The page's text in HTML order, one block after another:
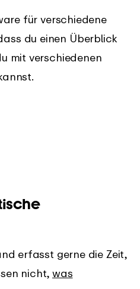
für verschiedene
du einen Überblick
mit verschiedenen
erfasst gerne die Zeit,
nicht,was